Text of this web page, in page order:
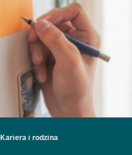
Kariera i rodzina